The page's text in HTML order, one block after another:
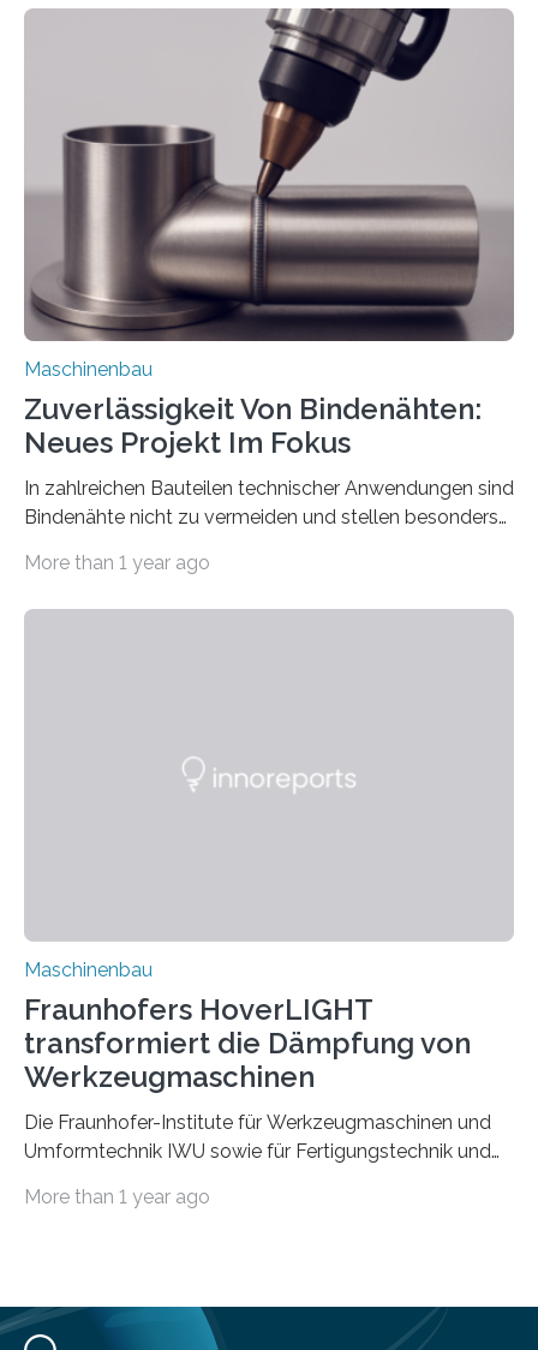
Teile als eine Einheit verpacken. Die Anordnung kann
der Benutzer vorgeben und erhält so mehr Kontrolle
über die Positionierung der Bauteile. Die ebenfalls neue
Automatisierungsschnittstelle dient dazu, die Software
besser in spezifische Unternehmensprozesse
einzubinden. Sankt Augustin – Zur Messe FACHPACK
vom 23. bis 25. September in Nürnberg…
Maschinenbau
Zuverlässigkeit Von Bindenähten:
Neues Projekt Im Fokus
In zahlreichen Bauteilen technischer Anwendungen sind
Bindenähte nicht zu vermeiden und stellen besonders
Matrixmaterials eine große Herausforderung dar.
Durch den verstärkten Einsatz von Rezyklaten
More than 1 year ago
Maschinenbau
Fraunhofers HoverLIGHT
transformiert die Dämpfung von
Werkzeugmaschinen
Die Fraunhofer-Institute für Werkzeugmaschinen und
Umformtechnik IWU sowie für Fertigungstechnik und
Durchbruch in der Materialforschung erzielt: Der
partikelgefüllten Hohlkugeln erreicht HoverLIGHT einen
More than 1 year ago